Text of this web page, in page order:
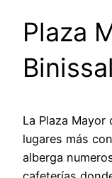
Plaza
La Plaza Mayor
lugares más
alberga